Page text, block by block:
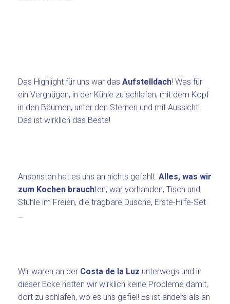
Das Highlight für uns war dasAufstelldach! Was für
ein Vergnügen, in der Kühle zu schlafen, mit dem Kopf
in den Bäumen, unter den Sternen und mit Aussicht!
Das ist wirklich das Beste!
Ansonsten hat es uns an nichts gefehlt:Alles, was wir
zum Kochen brauchten, war vorhanden, Tisch und
Stühle im Freien, die tragbare Dusche, Erste-Hilfe-Set
Wir waren an der Costa de la Luz unterwegs und in
dieser Ecke hatten wir wirklich keine Probleme damit,
dort zu schlafen, wo es uns gefiel! Es ist anders als an